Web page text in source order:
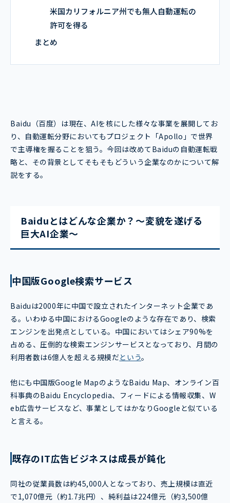
米国カリフォルニア州でも無人自動運転の
許可を得る
まとめ
Baidu（百度）は現在、AIを核にした様々な事業を展開してお
り、自動運転分野においてもプロジェクト「Apollo」で世界
で主導権を握ることを狙う。今回は改めてBaiduの自動運転戦
略と、その背景としてそもそもどういう企業なのかについて解
説をする。
Baiduとはどんな企業か？～変貌を遂げる
巨大AI企業～
中国版Google検索サービス
Baiduは2000年に中国で設立されたインターネット企業であ
る。いわゆる中国におけるGoogleのような存在であり、検索
エンジンを出発点としている。中国においてはシェア90%を
占める、圧倒的な検索エンジンサービスとなっており、月間の
利用者数は6億人を超える規模だという。
他にも中国版Google MapのようなBaidu Map、オンライン百
科事典のBaidu Encyclopedia、フィードによる情報収集、W
eb広告サービスなど、事業としてはかなりGoogleと似ている
と言える。
既存のIT広告ビジネスは成長が鈍化
同社の従業員数は約45,000人となっており、売上規模は直近
で1,070億元（約1.7兆円）、純利益は224億元（約3,500億